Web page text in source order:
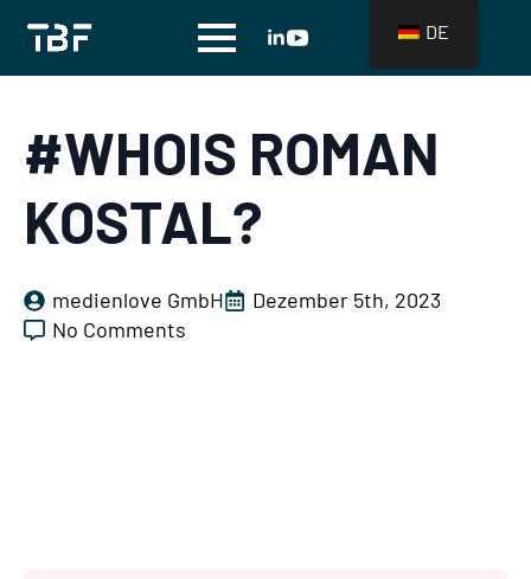
#WHOIS ROMAN
KOSTAL?
medienlove GmbH
Dezember 5th, 2023
No Comments
DE